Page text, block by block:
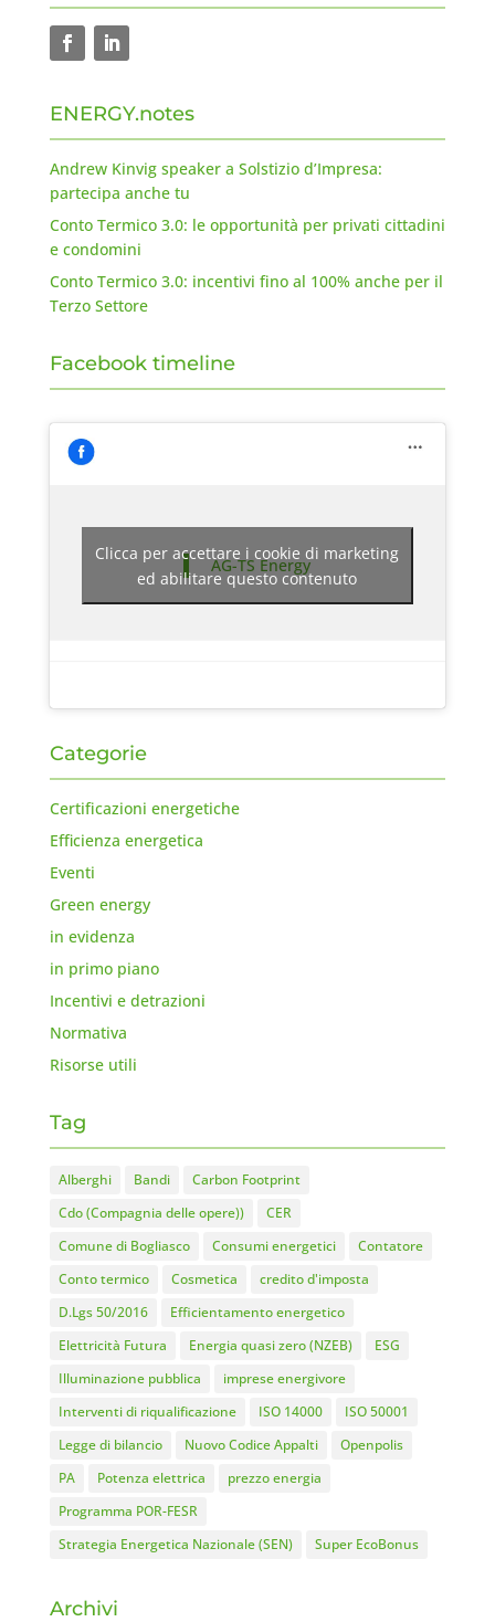
ENERGY.notes
Andrew Kinvig speaker a Solstizio d’Impresa:
partecipa anche tu
Conto Termico 3.0: le opportunità per privati cittadini
e condomini
Conto Termico 3.0: incentivi fino al 100% anche per il
Terzo Settore
Facebook timeline
AG-TS Energy
Clicca per accettare i cookie di marketing
ed abilitare questo contenuto
Categorie
Certificazioni energetiche
Efficienza energetica
Eventi
Green energy
in evidenza
in primo piano
Incentivi e detrazioni
Normativa
Risorse utili
Tag
Alberghi Bandi
Carbon Footprint
Cdo (Compagnia delle opere))
CER
Comune di Bogliasco
Consumi energetici
Contatore
Conto termico
Cosmetica
credito d'imposta
D.Lgs 50/2016
Efficientamento energetico
Elettricità Futura
Energia quasi zero (NZEB)
ESG
Illuminazione pubblica
imprese energivore
Interventi di riqualificazione
ISO 14000
ISO 50001
Legge di bilancio
Nuovo Codice Appalti
Openpolis
PA
Potenza elettrica
prezzo energia
Programma POR-FESR
Strategia Energetica Nazionale (SEN)
Super EcoBonus
Archivi